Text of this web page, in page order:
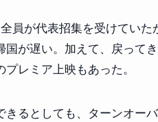
員が代表招集を受けてい
が遅い。加えて、戻って
レミア上映もあった。
るとしても、ターンオー